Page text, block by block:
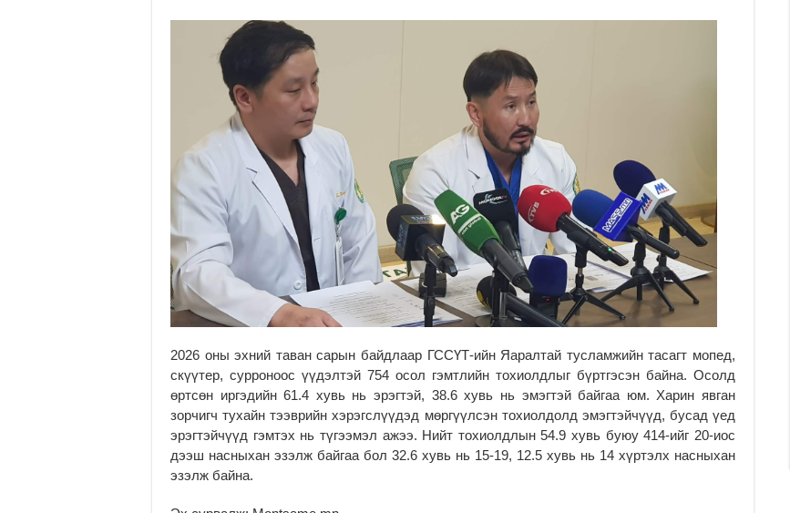
2026 оны эхний таван сарын байдлаар ГССҮТ-ийн Яаралтай тусламжийн тасагт мопед,
скүүтер, сурроноос үүдэлтэй 754 осол гэмтлийн тохиолдлыг бүртгэсэн байна. Осолд
өртсөн иргэдийн 61.4 хувь нь эрэгтэй, 38.6 хувь нь эмэгтэй байгаа юм. Харин явган
зорчигч тухайн тээврийн хэрэгслүүдэд мөргүүлсэн тохиолдолд эмэгтэйчүүд, бусад үед
эрэгтэйчүүд гэмтэх нь түгээмэл ажээ. Нийт тохиолдлын 54.9 хувь буюу 414-ийг 20-иос
дээш насныхан эзэлж байгаа бол 32.6 хувь нь 15-19, 12.5 хувь нь 14 хүртэлх насныхан
эзэлж байна.